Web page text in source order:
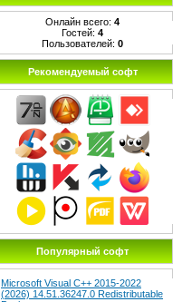
Онлайн всего: 4
Гостей: 4
Пользователей: 0
Рекомендуемый софт
Популярный софт
Microsoft Visual C++ 2015-2022
(2026) 14.51.36247.0 Redistributable